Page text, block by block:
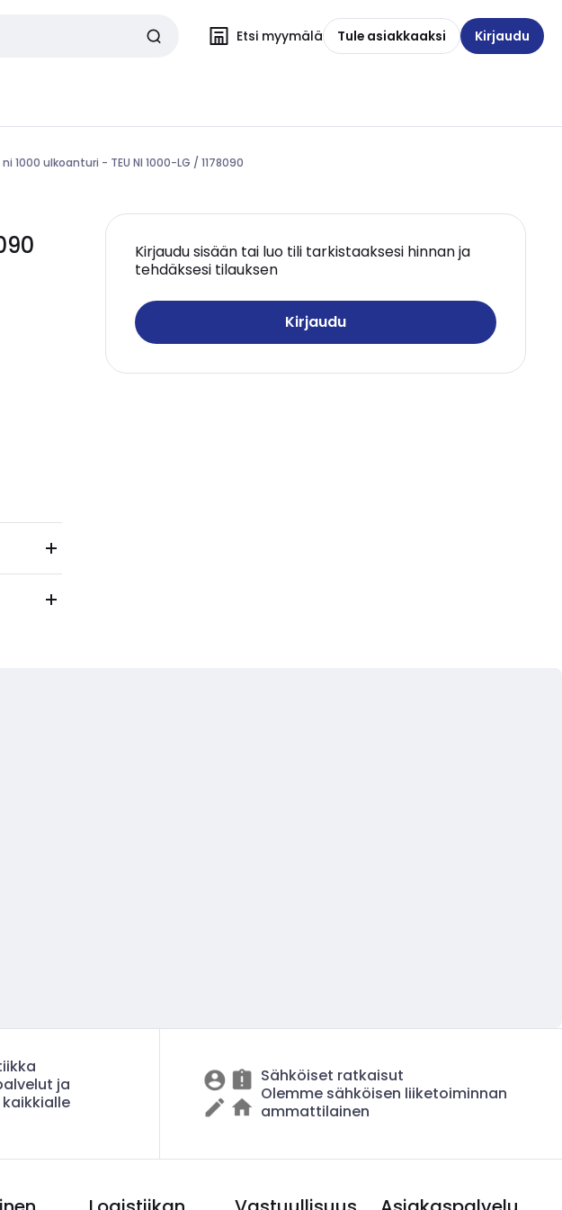
Etsi myymälä Tule asiakkaaksi Kirjaudu
ni 1000 ulkoanturi - TEU NI 1000-LG / 1178090
Kirjaudu sisään tai luo tili tarkistaaksesi hinnan ja
tehdäksesi tilauksen
Kirjaudu
ja
Sähköiset ratkaisut
Olemme sähköisen liiketoiminnan
ammattilainen